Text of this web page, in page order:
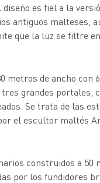
es fiel a la
antiguos malteses,
que la luz se filtre
metros de ancho con
grandes portales,
Se trata de las
el escultor maltés
construidos a 50
por los fundidores